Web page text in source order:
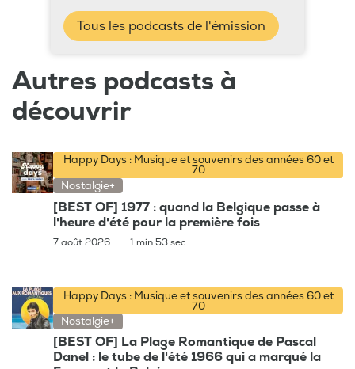
Tous les podcasts de l'émission
Autres podcasts à
découvrir
Happy Days : Musique et souvenirs des années 60 et
70
Nostalgie+
[BEST OF] 1977 : quand la Belgique passe à
l'heure d'été pour la première fois
7 août 2026 1 min 53 sec
Happy Days : Musique et souvenirs des années 60 et
70
Nostalgie+
[BEST OF] La Plage Romantique de Pascal
Danel : le tube de l'été 1966 qui a marqué la